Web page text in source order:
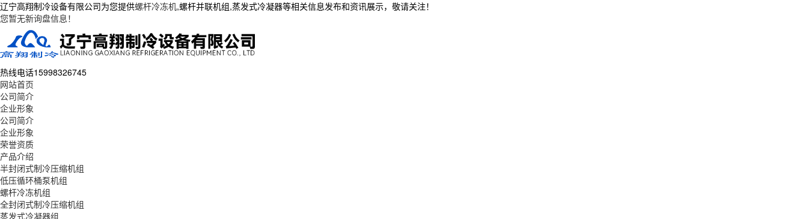
辽宁高翔制冷设备有限公司为您提供螺杆冷冻机,螺杆并联机组,蒸发式冷凝器等相关信息发布和资讯展示，敬请关注！
您暂无新询盘信息！
热线电话15998326745
网站首页
公司简介
企业形象
公司简介
企业形象
荣誉资质
产品介绍
半封闭式制冷压缩机组
低压循环桶泵机组
螺杆冷冻机组
全封闭式制冷压缩机组
蒸发式冷凝器组